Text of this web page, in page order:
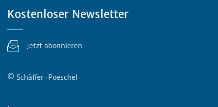
Kostenloser Newsletter
Jetzt abonnieren
© Schäffer-Poeschel
Rechtliches